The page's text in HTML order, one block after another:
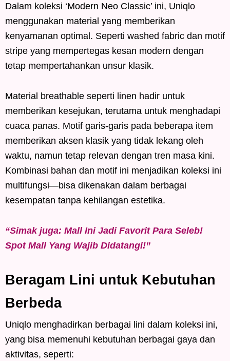
Dalam koleksi ‘Modern Neo Classic’ ini, Uniqlo
menggunakan material yang memberikan
kenyamanan optimal. Seperti washed fabric dan motif
stripe yang mempertegas kesan modern dengan
tetap mempertahankan unsur klasik.
Material breathable seperti linen hadir untuk
memberikan kesejukan, terutama untuk menghadapi
cuaca panas. Motif garis-garis pada beberapa item
memberikan aksen klasik yang tidak lekang oleh
waktu, namun tetap relevan dengan tren masa kini.
Kombinasi bahan dan motif ini menjadikan koleksi ini
multifungsi—bisa dikenakan dalam berbagai
kesempatan tanpa kehilangan estetika.
“Simak juga: Mall Ini Jadi Favorit Para Seleb!
Spot Mall Yang Wajib Didatangi!”
Beragam Lini untuk Kebutuhan
Berbeda
Uniqlo menghadirkan berbagai lini dalam koleksi ini,
yang bisa memenuhi kebutuhan berbagai gaya dan
aktivitas, seperti: